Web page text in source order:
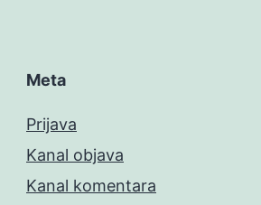
Meta
Prijava
Kanal objava
Kanal komentara